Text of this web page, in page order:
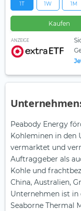
1T 1W 1M
Kaufen
ANZEIGE
Peabody Energy
Kohleminen in den
vermarktet und
Auftraggeber als
Kohle und
China, Australien,
Unternehmen ist
Seaborne Thermal